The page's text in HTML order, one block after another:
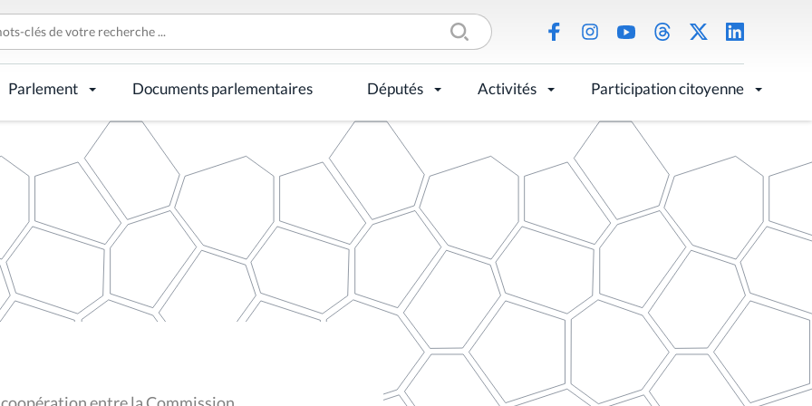
Parlement Documents parlementaires Députés Activités Participation citoyenne
coopération entre la Commission